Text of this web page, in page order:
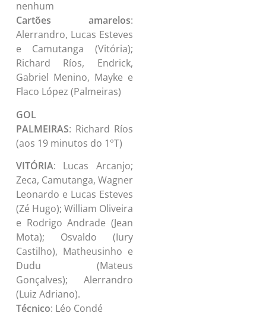
nenhum
Cartões amarelos:
Alerrandro, Lucas Esteves
e Camutanga (Vitória);
Richard Ríos, Endrick,
Gabriel Menino, Mayke e
Flaco López (Palmeiras)
GOL
PALMEIRAS: Richard Ríos
(aos 19 minutos do 1°T)
VITÓRIA: Lucas Arcanjo;
Zeca, Camutanga, Wagner
Leonardo e Lucas Esteves
(Zé Hugo); William Oliveira
e Rodrigo Andrade (Jean
Mota); Osvaldo (Iury
Castilho), Matheusinho e
Dudu (Mateus
Gonçalves); Alerrandro
(Luiz Adriano).
Técnico: Léo Condé